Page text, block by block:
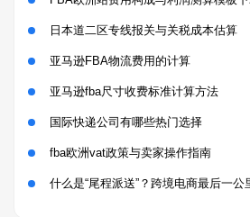
日本道二区专线报关与关税成本估算
亚马逊FBA物流费用的计算
亚马逊fba尺寸收费标准计算方法
国际快递公司有哪些热门选择
fba欧洲vat政策与卖家操作指南
什么是“尾程派送”？跨境电商最后一公